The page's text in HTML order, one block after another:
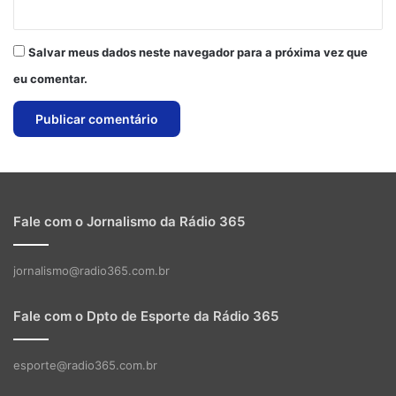
Salvar meus dados neste navegador para a próxima vez que
eu comentar.
Fale com o Jornalismo da Rádio 365
jornalismo@radio365.com.br
Fale com o Dpto de Esporte da Rádio 365
esporte@radio365.com.br